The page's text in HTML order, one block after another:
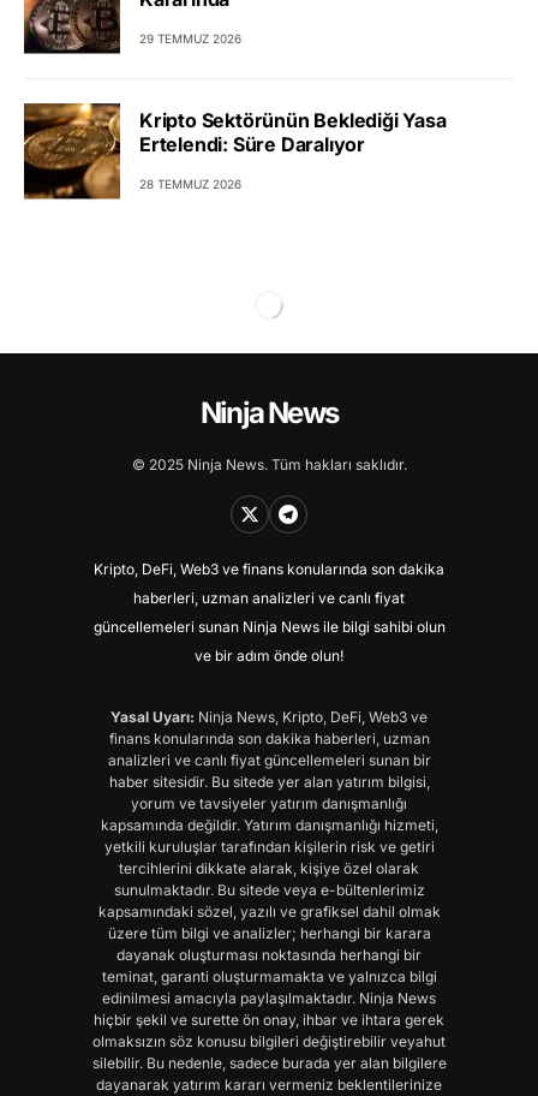
29 TEMMUZ 2026
Kripto Sektörünün Beklediği Yasa
Ertelendi: Süre Daralıyor
28 TEMMUZ 2026
Ninja News
© 2025 Ninja News. Tüm hakları saklıdır.
Kripto, DeFi, Web3 ve finans konularında son dakika
haberleri, uzman analizleri ve canlı fiyat
güncellemeleri sunan Ninja News ile bilgi sahibi olun
ve bir adım önde olun!
Yasal Uyarı: Ninja News, Kripto, DeFi, Web3 ve
finans konularında son dakika haberleri, uzman
analizleri ve canlı fiyat güncellemeleri sunan bir
haber sitesidir. Bu sitede yer alan yatırım bilgisi,
yorum ve tavsiyeler yatırım danışmanlığı
kapsamında değildir. Yatırım danışmanlığı hizmeti,
yetkili kuruluşlar tarafından kişilerin risk ve getiri
tercihlerini dikkate alarak, kişiye özel olarak
sunulmaktadır. Bu sitede veya e-bültenlerimiz
kapsamındaki sözel, yazılı ve grafiksel dahil olmak
üzere tüm bilgi ve analizler; herhangi bir karara
dayanak oluşturması noktasında herhangi bir
teminat, garanti oluşturmamakta ve yalnızca bilgi
edinilmesi amacıyla paylaşılmaktadır. Ninja News
hiçbir şekil ve surette ön onay, ihbar ve ihtara gerek
olmaksızın söz konusu bilgileri değiştirebilir veyahut
silebilir. Bu nedenle, sadece burada yer alan bilgilere
dayanarak yatırım kararı vermeniz beklentilerinize